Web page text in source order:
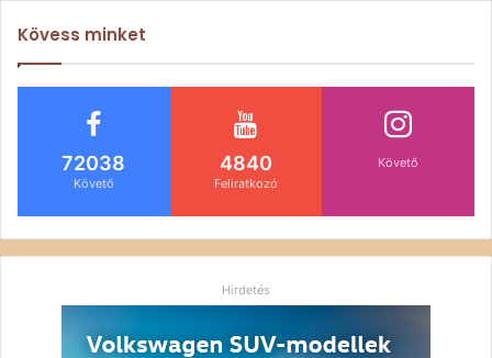
Kövess minket
72038
Követő
4840
Feliratkozó
Követő
Hirdetés